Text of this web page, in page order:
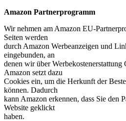
Amazon Partnerprogramm
Wir nehmen am Amazon EU-
Seiten werden
durch Amazon Werbeanzeigen und
eingebunden, an
denen wir über Werbekostenerstattung
Amazon setzt dazu
Cookies ein, um die Herkunft der
können. Dadurch
kann Amazon erkennen, dass Sie den
Website geklickt
haben.